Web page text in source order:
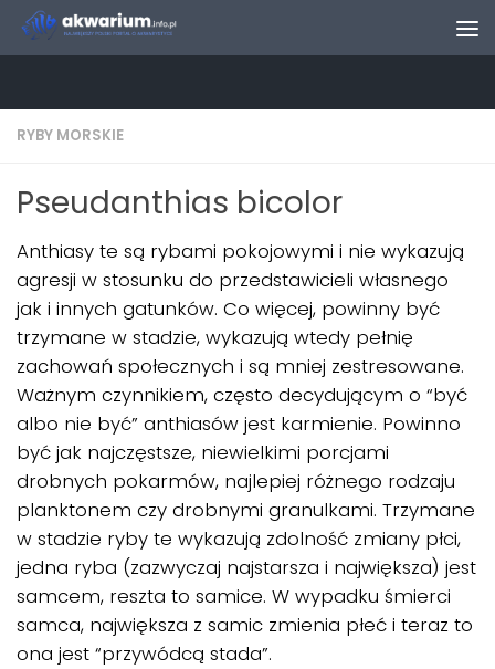
Skip to content
RYBY MORSKIE
Pseudanthias bicolor
Anthiasy te są rybami pokojowymi i nie wykazują
agresji w stosunku do przedstawicieli własnego
jak i innych gatunków. Co więcej, powinny być
trzymane w stadzie, wykazują wtedy pełnię
zachowań społecznych i są mniej zestresowane.
Ważnym czynnikiem, często decydującym o “być
albo nie być” anthiasów jest karmienie. Powinno
być jak najczęstsze, niewielkimi porcjami
drobnych pokarmów, najlepiej różnego rodzaju
planktonem czy drobnymi granulkami. Trzymane
w stadzie ryby te wykazują zdolność zmiany płci,
jedna ryba (zazwyczaj najstarsza i największa) jest
samcem, reszta to samice. W wypadku śmierci
samca, największa z samic zmienia płeć i teraz to
ona jest “przywódcą stada”.